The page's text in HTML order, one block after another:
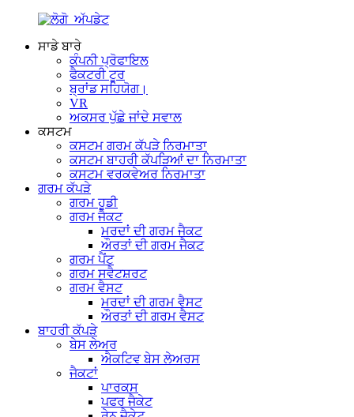
ਸਾਡੇ ਬਾਰੇ
ਕੰਪਨੀ ਪ੍ਰੋਫਾਇਲ
ਫੈਕਟਰੀ ਟੂਰ
ਬ੍ਰਾਂਡ ਸਹਿਯੋਗ।
VR
ਅਕਸਰ ਪੁੱਛੇ ਜਾਂਦੇ ਸਵਾਲ
ਕਸਟਮ
ਕਸਟਮ ਗਰਮ ਕੱਪੜੇ ਨਿਰਮਾਤਾ
ਕਸਟਮ ਬਾਹਰੀ ਕੱਪੜਿਆਂ ਦਾ ਨਿਰਮਾਤਾ
ਕਸਟਮ ਵਰਕਵੇਅਰ ਨਿਰਮਾਤਾ
ਗਰਮ ਕੱਪੜੇ
ਗਰਮ ਹੂਡੀ
ਗਰਮ ਜੈਕਟ
ਮਰਦਾਂ ਦੀ ਗਰਮ ਜੈਕਟ
ਔਰਤਾਂ ਦੀ ਗਰਮ ਜੈਕਟ
ਗਰਮ ਪੈਂਟ
ਗਰਮ ਸਵੈਟਸ਼ਰਟ
ਗਰਮ ਵੈਸਟ
ਮਰਦਾਂ ਦੀ ਗਰਮ ਵੈਸਟ
ਔਰਤਾਂ ਦੀ ਗਰਮ ਵੈਸਟ
ਬਾਹਰੀ ਕੱਪੜੇ
ਬੇਸ ਲੇਅਰ
ਐਕਟਿਵ ਬੇਸ ਲੇਅਰਸ
ਜੈਕਟਾਂ
ਪਾਰਕਸ
ਪਫਰ ਜੈਕੇਟ